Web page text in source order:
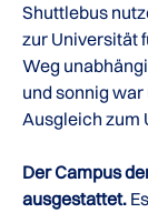
Shuttlebus
zur Universität
Weg
und sonnig
Ausgleich zum
Der Campus
ausgestattet.